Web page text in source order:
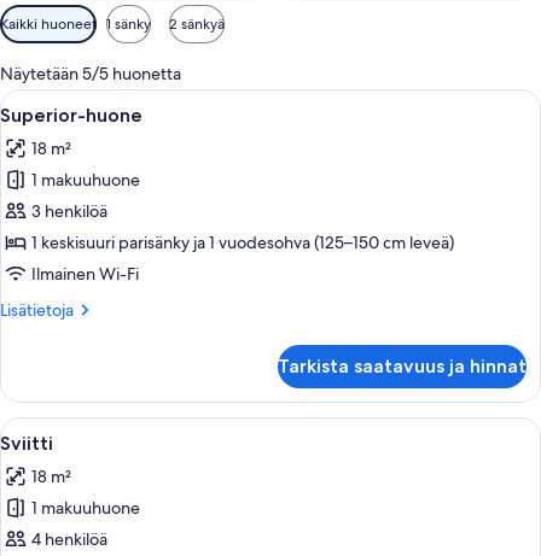
Huoneille
saatavilla
olevia
suodattimia
Kaikki huoneet 1 sänky 2 sänkyä
Näytetään 5/5 huonetta
Avaa
kaikki
huonetyypin
Superior-
huone
kuvat
Makuuhuoneessa on sänky,
4
Superior-huone
18 m²
1 makuuhuone
3 henkilöä
1 keskisuuri parisänky ja 1 vuodesohva (125–150 cm leveä)
Ilmainen Wi-Fi
Lisätietoja
Lisätietoja
Tarkista saatavuus ja hinnat
Avaa
kaikki
huonetyypin
Sviitti
kuvat
Hotellihuone, jossa on sänky,
5
Sviitti
18 m²
1 makuuhuone
4 henkilöä